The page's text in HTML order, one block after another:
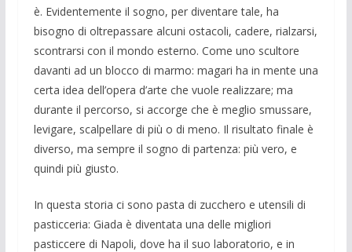
è. Evidentemente il sogno, per diven­tare tale, ha
bisogno di oltrepassare alcu­ni ostacoli, cadere, rialzarsi,
scontrarsi con il mondo esterno. Come uno scultore
da­vanti ad un blocco di marmo: magari ha in mente una
certa idea dell’opera d’arte che vuole realizzare; ma
durante il per­corso, si accorge che è meglio smus­sare,
levigare, scalpellare di più o di meno. Il risultato finale è
diverso, ma sempre il sogno di partenza: più vero, e
quindi più giusto.
In questa storia ci sono pasta di zuc­chero e utensili di
pasticceria: Giada è diventata una delle migliori
pasticcere di Napoli, dove ha il suo laboratorio, e in